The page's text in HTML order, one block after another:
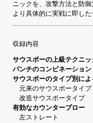
ニックを、攻撃方法と防
より具体的に実戦に即した
収録内容
サウスポーの上級テクニッ
パンチのコンビネーション
サウスポーのタイプ別に
元来のサウスポータイプ
改造サウスポータイプ
有効なカウンターブロー
左ストレート